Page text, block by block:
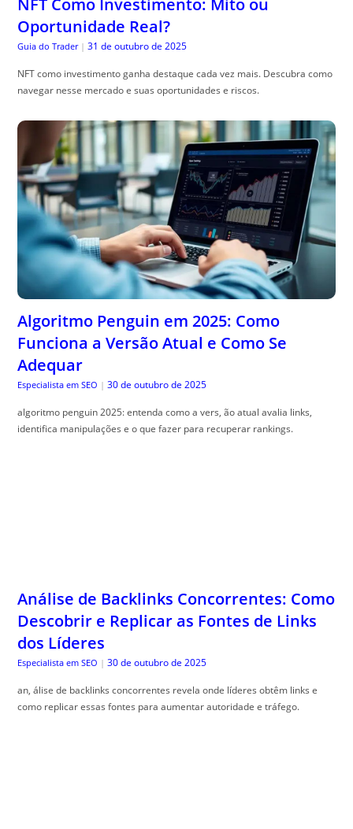
NFT Como Investimento: Mito ou
Oportunidade Real?
Guia do Trader | 31 de outubro de 2025
NFT como investimento ganha destaque cada vez mais. Descubra como
navegar nesse mercado e suas oportunidades e riscos.
Algoritmo Penguin em 2025: Como
Funciona a Versão Atual e Como Se
Adequar
Especialista em SEO | 30 de outubro de 2025
algoritmo penguin 2025: entenda como a vers, ão atual avalia links,
identifica manipulações e o que fazer para recuperar rankings.
Análise de Backlinks Concorrentes: Como
Descobrir e Replicar as Fontes de Links
dos Líderes
Especialista em SEO | 30 de outubro de 2025
an, álise de backlinks concorrentes revela onde líderes obtêm links e
como replicar essas fontes para aumentar autoridade e tráfego.